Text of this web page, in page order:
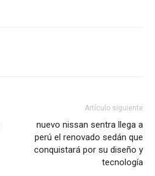
Artículo siguiente
nuevo nissan sentra llega a
perú el renovado sedán que
conquistará por su diseño y
tecnología